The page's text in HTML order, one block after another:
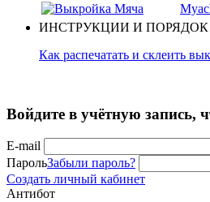
ИНСТРУКЦИИ И ПОРЯДОК
Как распечатать и склеить
Войдите в учётную запись,
E-mail
ПарольЗабыли пароль?
Создать личный кабинет
Антибот